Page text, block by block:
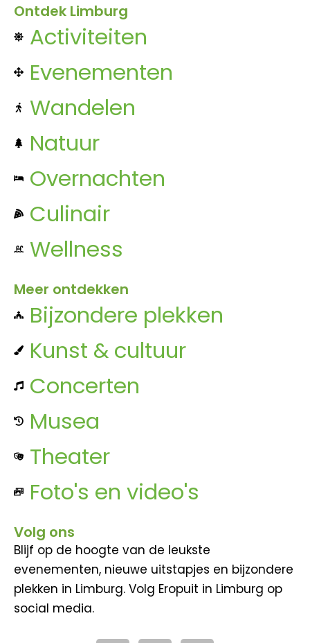
Ontdek Limburg
Activiteiten
Evenementen
Wandelen
Natuur
Overnachten
Culinair
Wellness
Meer ontdekken
Bijzondere plekken
Kunst & cultuur
Concerten
Musea
Theater
Foto's en video's
Volg ons
Blijf op de hoogte van de leukste
evenementen, nieuwe uitstapjes en bijzondere
plekken in Limburg. Volg Eropuit in Limburg op
social media.